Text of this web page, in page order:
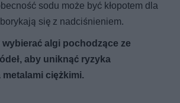
sodu może być kłopotem dla
się z nadciśnieniem.
algi pochodzące ze
aby uniknąć ryzyka
ciężkimi.